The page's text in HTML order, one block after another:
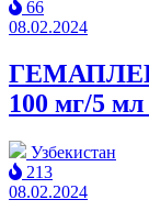
66
08.02.2024
100 мг/5
Узбекистан
213
08.02.2024